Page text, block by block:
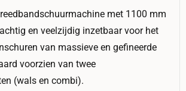
met 1100 mm
en veelzijdig inzetbaar voor het
van massieve en gefineerde
voorzien van twee
(wals en combi).